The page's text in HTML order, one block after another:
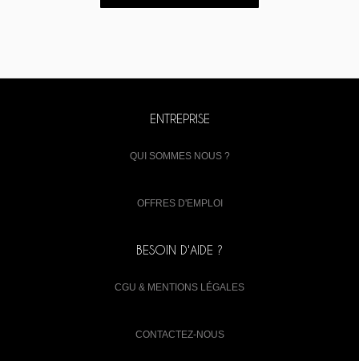
ENTREPRISE
QUI SOMMES NOUS ?
OFFRES D'EMPLOI
BESOIN D'AIDE ?
CGU & MENTIONS LÉGALES
CONTACTEZ-NOUS